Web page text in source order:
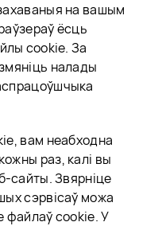
на вашым
ёсць
cookie. За
налады
вам неабходна
раз, калі вы
сайты. Звярніце
сэрвісаў можа
файлаў cookie. У